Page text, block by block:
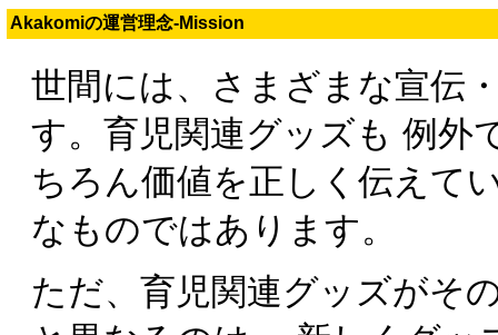
Akakomiの運営理念-Mission
世間には、さまざまな宣伝
す。育児関連グッズも 例外
ちろん価値を正しく伝えて
なものではあります。
ただ、育児関連グッズがそ